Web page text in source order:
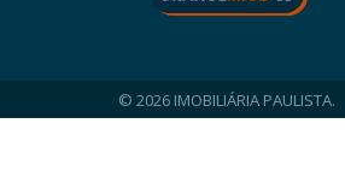
© 2026 IMOBILIÁRIA PAULISTA.